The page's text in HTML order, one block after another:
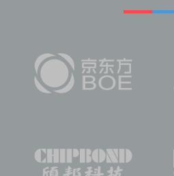
ー産業に多くの利点と
この記事では、水素製造
属製磁気ポンプの5つの
説します：
グリーンな排出削減
経済的かつ省エネ